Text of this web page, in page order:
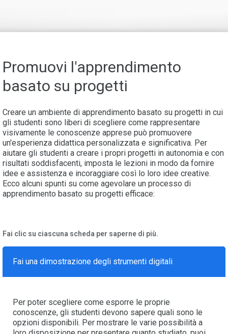
Promuovi l'apprendimento
basato su progetti
Creare un ambiente di apprendimento basato su progetti in cui
gli studenti sono liberi di scegliere come rappresentare
visivamente le conoscenze apprese può promuovere
un'esperienza didattica personalizzata e significativa. Per
aiutare gli studenti a creare i propri progetti in autonomia e con
risultati soddisfacenti, imposta le lezioni in modo da fornire
idee e assistenza e incoraggiare così lo loro idee creative.
Ecco alcuni spunti su come agevolare un processo di
apprendimento basato su progetti efficace:
Fai clic su ciascuna scheda per saperne di più.
Fai una dimostrazione degli strumenti digitali
Per poter scegliere come esporre le proprie
conoscenze, gli studenti devono sapere quali sono le
opzioni disponibili. Per mostrare le varie possibilità a